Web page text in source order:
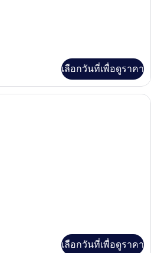
เลือกวันที่เพื่อดูราคา
ห้องเอลีทดับเบิล | ผ้านวมขนเป็ด, ตู้นิ
เลือกวันที่เพื่อดูราคา